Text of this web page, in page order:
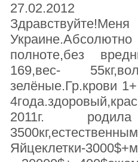
27.02.2012
полноте,без
169,вес-
зелёные.Гр.крови
2011г. родила
Яйцеклетки-